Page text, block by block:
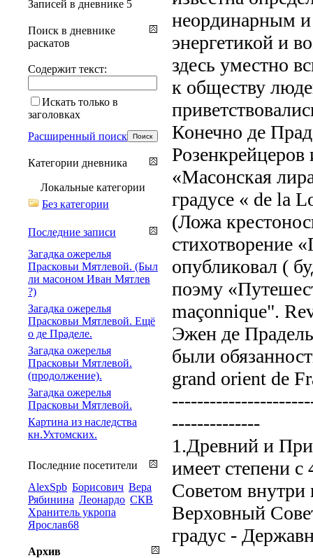
неординарным
энергетикой и
здесь уместно
к обществу
Конечно де
«Масонская
градусе « de la
(Ложа
стихотворение
опубликовал (
поэму
maçonnique".
Эжен де
были
grand orient de
--------------
1.Древний и
имеет степени
Советом
Верховный
градус -
Записей в дневнике 5
Поиск в дневнике
раскатов
Содержит текст:
Искать только в
заголовках
Расширенный поиск
Категории дневника
Локальные категории
Без категории
Последние записи
Загадка ожерелья
Прасковьи Мятлевой. (Был
ли масоном Иван Мятлев
?)
Загадка ожерелья
Прасковьи Мятлевой. Ещё
о де Праделе.
Загадка ожерелья
Прасковьи Мятлевой.
(продолжение).
Загадка ожерелья
Прасковьи Мятлевой.
Картина из наследства
кн.Ухтомских.
Последние посетители
AlexSpb Борисович Вера
Рябинина Леонардо СКВ
Хранитель укропа
Ярослав68
Архив